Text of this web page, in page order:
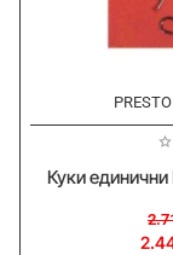
Куки единични